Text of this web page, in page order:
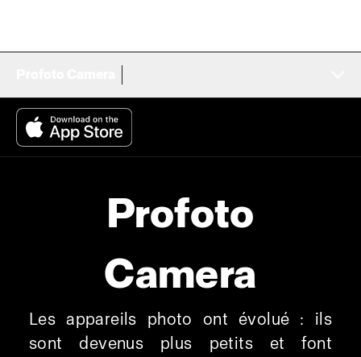
Profoto
Camera
Les appareils photo ont évolué : ils
sont devenus plus petits et font